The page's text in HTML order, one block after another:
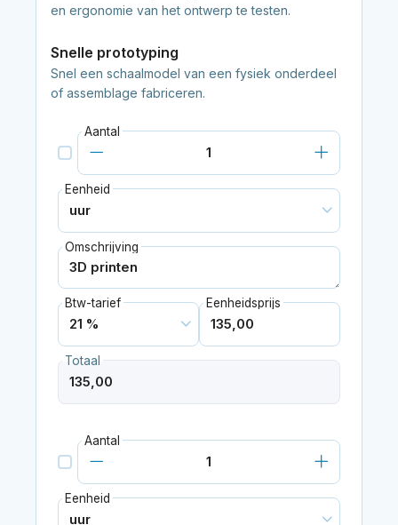
en ergonomie van het ontwerp te testen.
Snelle prototyping
Snel een schaalmodel van een fysiek onderdeel
of assemblage fabriceren.
Aantal
Eenheid
Omschrijving
Btw-tarief Eenheidsprijs
Totaal
Aantal
Eenheid